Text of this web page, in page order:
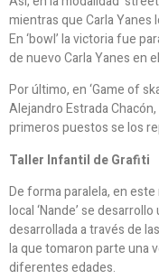
mientras que Carla Yanes
En ‘bowl’ la victoria fue
de nuevo Carla Yanes en
Por último, en ‘Game of
Alejandro Estrada
primeros puestos se los
Taller Infantil de Grafiti
De forma paralela, en
local ‘Nande’ se
desarrollada a través de
la que tomaron parte una
diferentes edades.